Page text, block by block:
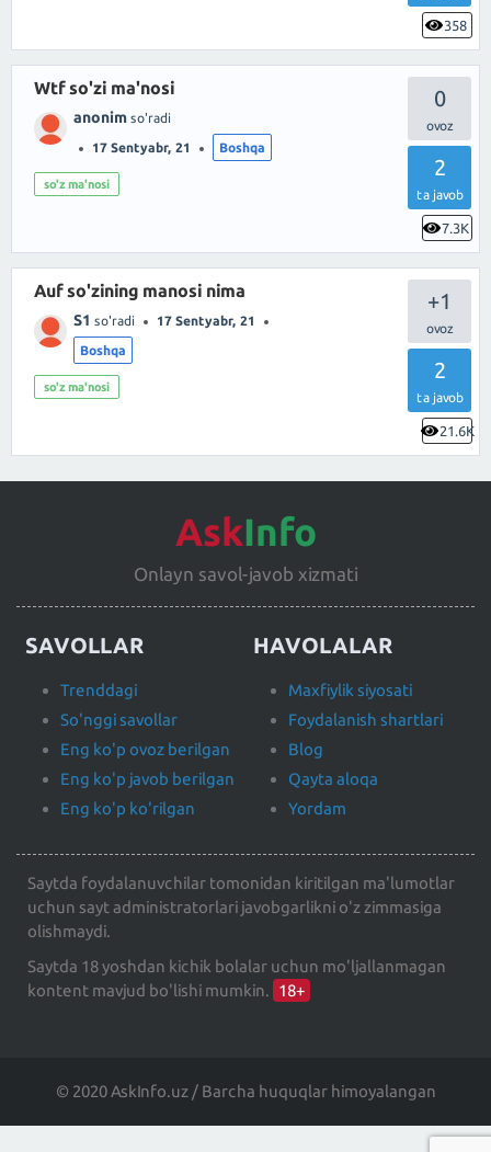
358
0
2
ta javob
7.3K
Wtf so'zi ma'nosi
anonim so'radi
17 Sentyabr, 21 Boshqa
so'z ma'nosi
+1
2
ta javob
21.6K
Auf so'zining manosi nima
S1 so'radi 17 Sentyabr, 21
Boshqa
so'z ma'nosi
AskInfo
Onlayn savol-javob xizmati
SAVOLLAR
Trenddagi
So'nggi savollar
Eng ko'p ovoz berilgan
Eng ko'p javob berilgan
Eng ko'p ko'rilgan
HAVOLALAR
Maxfiylik siyosati
Foydalanish shartlari
Blog
Qayta aloqa
Yordam
Saytda foydalanuvchilar tomonidan kiritilgan ma'lumotlar
uchun sayt administratorlari javobgarlikni o'z zimmasiga
olishmaydi.
Saytda 18 yoshdan kichik bolalar uchun mo'ljallanmagan
kontent mavjud bo'lishi mumkin. 18+
© 2020 AskInfo.uz / Barcha huquqlar himoyalangan